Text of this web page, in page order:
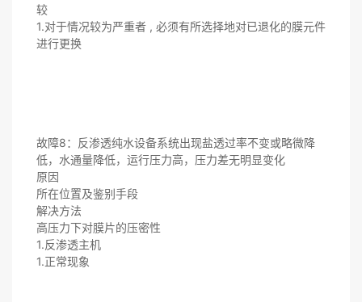
较
1.对于情况较为严重者 , 必须有所选择地对已退化的膜元件
进行更换
故障8：反渗透纯水设备系统出现盐透过率不变或略微降
低，水通量降低，运行压力高，压力差无明显变化
原因
所在位置及鉴别手段
解决方法
高压力下对膜片的压密性
1.反渗透主机
1.正常现象